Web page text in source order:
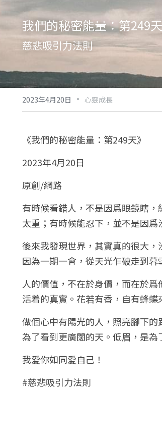
我們的秘密能量：第249天
慈悲吸引力法則
2023年4月20日 · 心靈成長
《我們的秘密能量：第249天》
2023年4月20日
原創/網路
有時候看錯人，不是因爲眼鏡瞎
太重；有時候能忍下，並不是因爲
後來我發現世界，其實真的很大
因為一期一會，從天光乍破走到暮
人的價值，不在於身價，而在於
活着的真實。花若有香，自有蜂
做個心中有陽光的人，照亮腳下
為了看到更廣闊的天。低眉，是
我愛你如同愛自己！
#慈悲吸引力法則